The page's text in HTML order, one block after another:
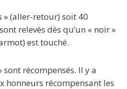
» (aller-retour) soit 40
relevés dès qu’un « noir »
est touché.
récompensés. Il y a
honneurs récompensant les